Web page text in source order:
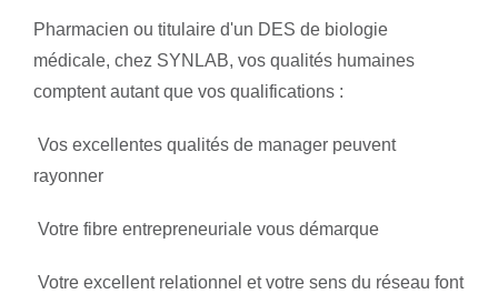
Pharmacien ou titulaire d'un DES de biologie
médicale, chez SYNLAB, vos qualités humaines
comptent autant que vos qualifications :
 Vos excellentes qualités de manager peuvent
rayonner
 Votre fibre entrepreneuriale vous démarque
 Votre excellent relationnel et votre sens du réseau font